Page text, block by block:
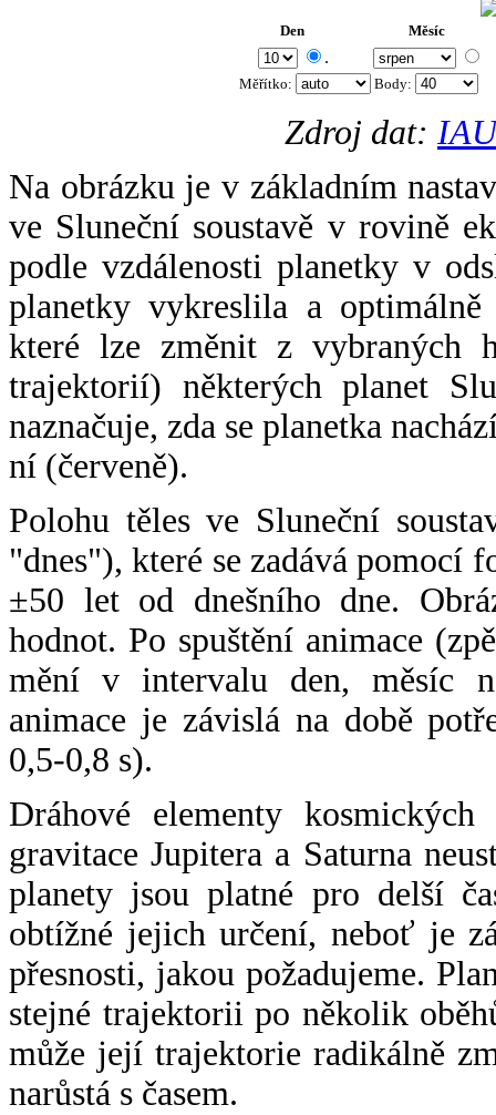
Den Měsíc
.
Měřítko: Body:
Zdroj dat:
Na obrázku je v základním
ve Sluneční soustavě v rovině
podle vzdálenosti planetky v
planetky vykreslila a
které lze změnit z vybraných
trajektorií) některých planet
naznačuje, zda se planetka
ní (červeně).
Polohu těles ve Sluneční
"dnes"), které se zadává pomocí
±50 let od dnešního dne.
hodnot. Po spuštění animace
mění v intervalu den, měsíc
animace je závislá na době
0,5-0,8 s).
Dráhové elementy
gravitace Jupitera a Saturna
planety jsou platné pro delší
obtížné jejich určení, neboť je
přesnosti, jakou požadujeme.
stejné trajektorii po několik
může její trajektorie radikálně
narůstá s časem.